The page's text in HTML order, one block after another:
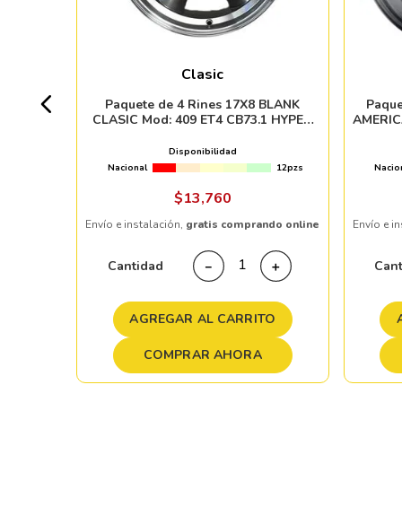
Clasic
Paquete de 4 Rines 17X8 BLANK
CLASIC Mod: 409 ET4 CB73.1 HYPER
Disponibilidad
Nacional
12pzs
$13,760
Envío e instalación, gratis comprando online
Cantidad ＋
－
AGREGAR AL CARRITO
COMPRAR AHORA
Envío e